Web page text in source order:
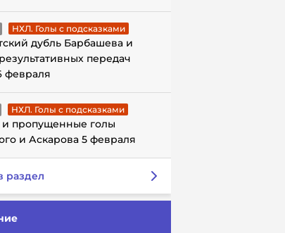
НХЛ. Голы с подсказками
дубль Барбашева и
передач
февраля
НХЛ. Голы с подсказками
и пропущенные голы
и Аскарова 5 февраля
раздел